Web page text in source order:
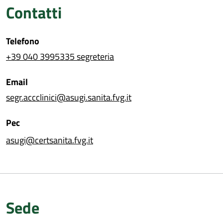
Contatti
Telefono
+39 040 3995335 segreteria
Email
segr.accclinici@asugi.sanita.fvg.it
Pec
asugi@certsanita.fvg.it
Sede